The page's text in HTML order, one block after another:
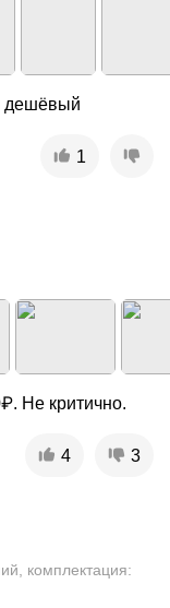
дешёвый
1
Не критично.
4 3
комплектация: